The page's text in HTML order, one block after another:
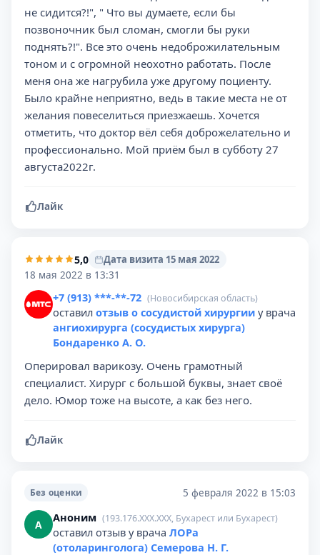
не сидится?!", " Что вы думаете, если бы
позвоночник был сломан, смогли бы руки
поднять?!". Все это очень недоброжилательным
тоном и с огромной неохотно работать. После
меня она же нагрубила уже другому поциенту.
Было крайне неприятно, ведь в такие места не от
желания повеселиться приезжаешь. Хочется
отметить, что доктор вёл себя доброжелательно и
профессионально. Мой приём был в субботу 27
августа2022г.
Лайк
5,0
Дата визита 15 мая 2022
18 мая 2022 в 13:31
+7 (913) ***-**-72 (Новосибирская область)
оставил отзыв о сосудистой хирургии у врача
ангиохирурга (сосудистых хирурга)
Бондаренко А. О.
Оперировал варикозу. Очень грамотный
специалист. Хирург с большой буквы, знает своё
дело. Юмор тоже на высоте, а как без него.
Лайк
Без оценки 5 февраля 2022 в 15:03
А Аноним (193.176.XXX.XXX, Бухарест или Бухарест)
оставил отзыв у врача ЛОРа
(отоларинголога) Семерова Н. Г.